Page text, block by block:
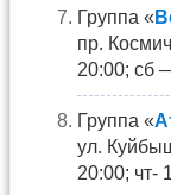
Группа «
пр.
20:00; сб
Группа «
ул.
20:00; чт-